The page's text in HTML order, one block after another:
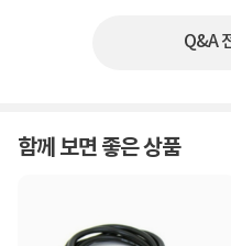
Q&A
함께 보면 좋은 상품